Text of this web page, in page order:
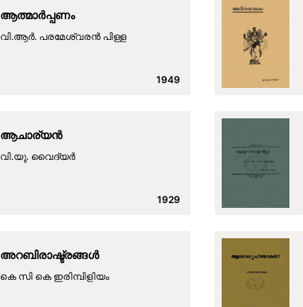
ആത്മാർപ്പണം
വി.ആർ. പരമേശ്വരൻ പിള്ള
1949
ആചാര്യൻ
വി.യു. വൈദ്യർ
1929
അറബിരാഷ്ട്രങ്ങൾ
കെ സി കെ ഇരിമ്പിളിയം